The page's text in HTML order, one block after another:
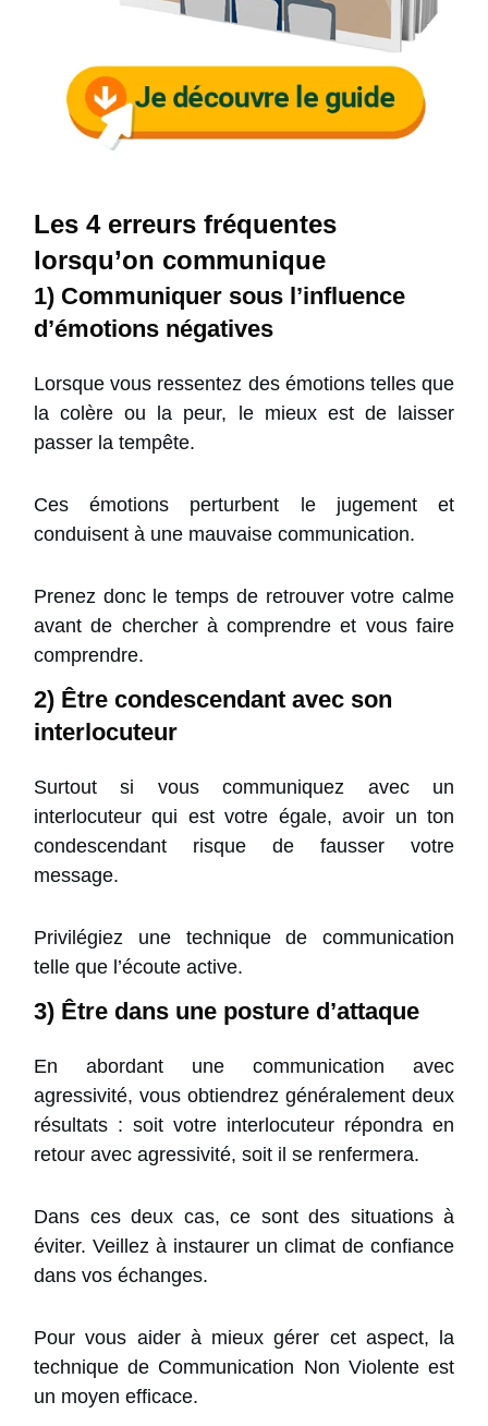
Les 4 erreurs fréquentes
lorsqu’on communique
1) Communiquer sous l’influence
d’émotions négatives
Lorsque vous ressentez des émotions telles que
la colère ou la peur, le mieux est de laisser
passer la tempête.
Ces émotions perturbent le jugement et
conduisent à une mauvaise communication.
Prenez donc le temps de retrouver votre calme
avant de chercher à comprendre et vous faire
comprendre.
2) Être condescendant avec son
interlocuteur
Surtout si vous communiquez avec un
interlocuteur qui est votre égale, avoir un ton
condescendant risque de fausser votre
message.
Privilégiez une technique de communication
telle que l’écoute active.
3) Être dans une posture d’attaque
En abordant une communication avec
agressivité, vous obtiendrez généralement deux
résultats : soit votre interlocuteur répondra en
retour avec agressivité, soit il se renfermera.
Dans ces deux cas, ce sont des situations à
éviter. Veillez à instaurer un climat de confiance
dans vos échanges.
Pour vous aider à mieux gérer cet aspect, la
technique de Communication Non Violente est
un moyen efficace.